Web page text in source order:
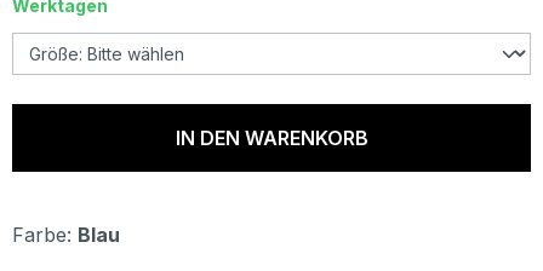
Werktagen
IN DEN WARENKORB
Farbe: Blau